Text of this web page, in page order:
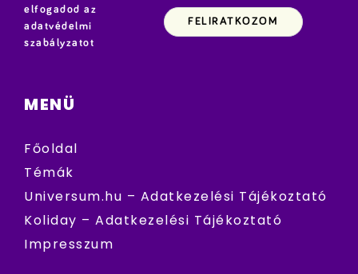
elfogadod az
adatvédelmi
szabályzatot
MENÜ
Főoldal
Témák
Universum.hu – Adatkezelési Tájékoztató
Koliday – Adatkezelési Tájékoztató
Impresszum